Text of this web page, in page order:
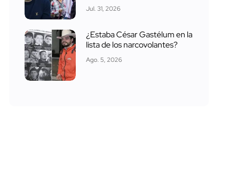
Jul. 31, 2026
¿Estaba César Gastélum en la
lista de los narcovolantes?
Ago. 5, 2026